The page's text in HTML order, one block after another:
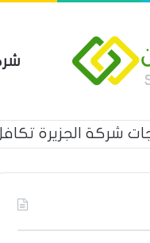
شركة الجزيرة